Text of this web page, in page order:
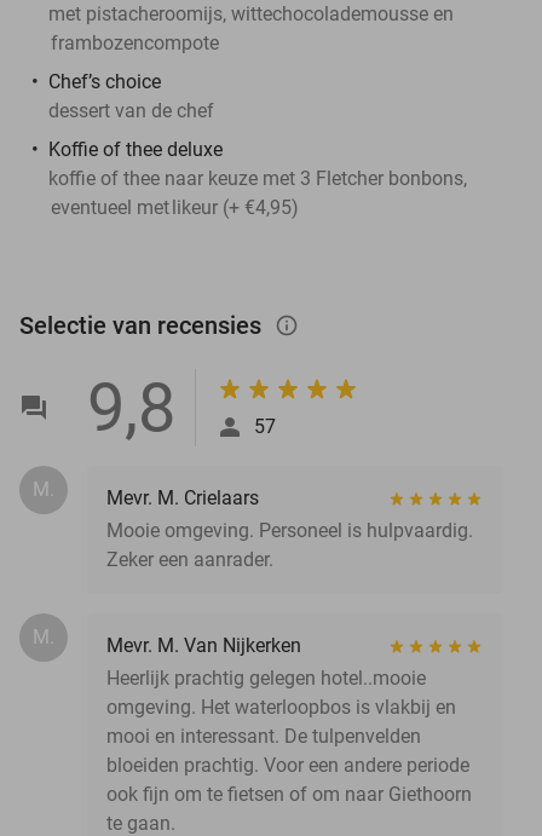
met pistacheroomijs, wittechocolademousse en
frambozencompote
Chef’s choice
dessert van de chef
Koffie of thee deluxe
koffie of thee naar keuze met 3 Fletcher bonbons,
eventueel metlikeur (+ €4,95)
Selectie van recensies info_outlined
9,8 57
M.
Mevr. M. Crielaars
Mooie omgeving. Personeel is hulpvaardig.
Zeker een aanrader.
M.
Mevr. M. Van Nijkerken
Heerlijk prachtig gelegen hotel..mooie
omgeving. Het waterloopbos is vlakbij en
mooi en interessant. De tulpenvelden
bloeiden prachtig. Voor een andere periode
ook fijn om te fietsen of om naar Giethoorn
te gaan.